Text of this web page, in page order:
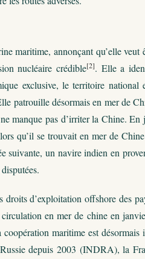
maritime, annonçant qu’elle
nucléaire crédible[2]. Elle a
exclusive, le territoire
patrouille désormais en mer de
manque pas d’irriter la Chine.
qu’il se trouvait en mer de
suivante, un navire indien en
d’exploitation offshore des
en mer de chine en
maritime est
Russie depuis 2003 (INDRA), la